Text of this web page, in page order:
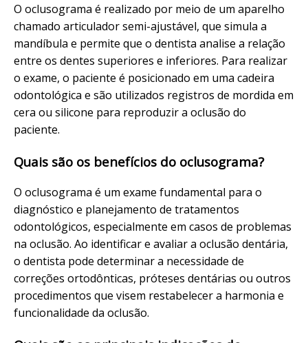
O oclusograma é realizado por meio de um aparelho
chamado articulador semi-ajustável, que simula a
mandíbula e permite que o dentista analise a relação
entre os dentes superiores e inferiores. Para realizar
o exame, o paciente é posicionado em uma cadeira
odontológica e são utilizados registros de mordida em
cera ou silicone para reproduzir a oclusão do
paciente.
Quais são os benefícios do oclusograma?
O oclusograma é um exame fundamental para o
diagnóstico e planejamento de tratamentos
odontológicos, especialmente em casos de problemas
na oclusão. Ao identificar e avaliar a oclusão dentária,
o dentista pode determinar a necessidade de
correções ortodônticas, próteses dentárias ou outros
procedimentos que visem restabelecer a harmonia e
funcionalidade da oclusão.